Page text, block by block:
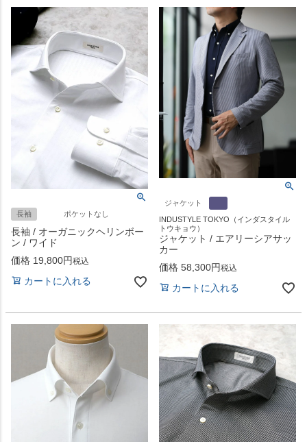
長袖 ポケットなし
長袖 / オーガニックヘリンボー
ン / ワイド
価格 19,800 税込
カートに入れる
ジャケット
INDUSTYLE TOKYO（インダスタイル
トウキョウ）
ジャケット / エアリーシアサッ
カー
価格 58,300 税込
カートに入れる